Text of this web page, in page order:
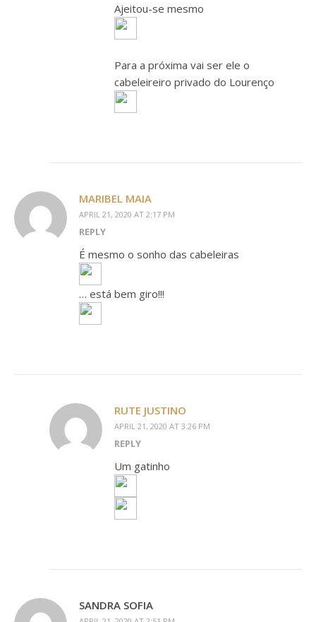
Ajeitou-se mesmo
Para a próxima vai ser ele o
cabeleireiro privado do Lourenço
MARIBEL MAIA
APRIL 21, 2020 AT 2:17 PM
REPLY
É mesmo o sonho das cabeleiras
… está bem giro!!!
RUTE JUSTINO
APRIL 21, 2020 AT 3:26 PM
REPLY
Um gatinho
SANDRA SOFIA